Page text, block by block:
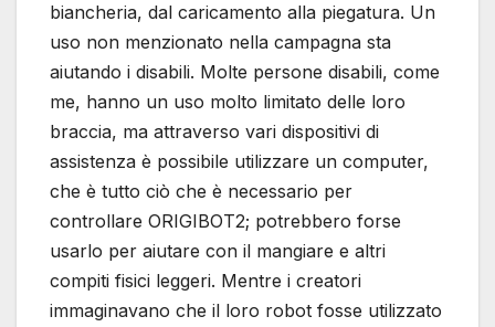
biancheria, dal caricamento alla piegatura. Un
uso non menzionato nella campagna sta
aiutando i disabili. Molte persone disabili, come
me, hanno un uso molto limitato delle loro
braccia, ma attraverso vari dispositivi di
assistenza è possibile utilizzare un computer,
che è tutto ciò che è necessario per
controllare ORIGIBOT2; potrebbero forse
usarlo per aiutare con il mangiare e altri
compiti fisici leggeri. Mentre i creatori
immaginavano che il loro robot fosse utilizzato